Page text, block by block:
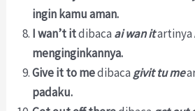
ingin kamu aman.
I wan’t itdibaca ai wan itartinya
menginginkannya.
Give it to medibaca givit tu me
padaku.